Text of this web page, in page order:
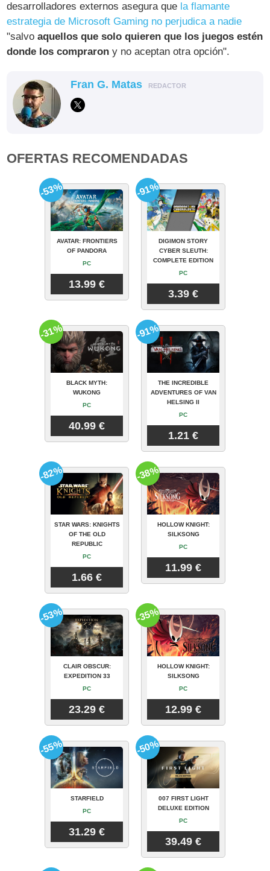
desarrolladores externos asegura que la flamante
estrategia de Microsoft Gaming no perjudica a nadie
"salvoaquellos que solo quieren que los juegos estén
donde los compraron y no aceptan otra opción".
Fran G. Matas REDACTOR
OFERTAS RECOMENDADAS
AVATAR: FRONTIERS
OF PANDORA
PC
13.99 €
-53%
DIGIMON STORY
CYBER SLEUTH:
COMPLETE EDITION
PC
3.39 €
-91%
BLACK MYTH:
WUKONG
PC
40.99 €
-31%
THE INCREDIBLE
ADVENTURES OF VAN
HELSING II
PC
1.21 €
-91%
STAR WARS: KNIGHTS
OF THE OLD
REPUBLIC
PC
1.66 €
-82%
HOLLOW KNIGHT:
SILKSONG
PC
11.99 €
-38%
CLAIR OBSCUR:
EXPEDITION 33
PC
23.29 €
-53%
HOLLOW KNIGHT:
SILKSONG
PC
12.99 €
-35%
STARFIELD
PC
31.29 €
-55%
007 FIRST LIGHT
DELUXE EDITION
PC
39.49 €
-50%